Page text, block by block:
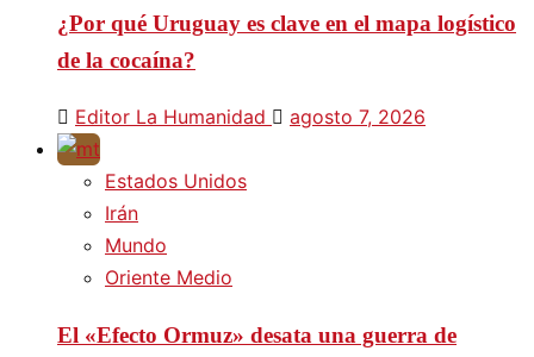
¿Por qué Uruguay es clave en el mapa logístico
de la cocaína?
Editor La Humanidad agosto 7, 2026
Estados Unidos
Irán
Mundo
Oriente Medio
El «Efecto Ormuz» desata una guerra de